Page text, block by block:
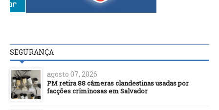
SEGURANÇA
agosto 07, 2026
PM retira 88 câmeras clandestinas usadas por
facções criminosas em Salvador